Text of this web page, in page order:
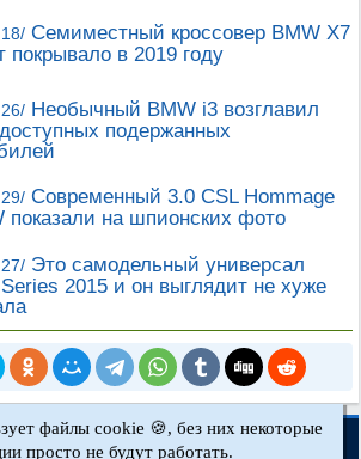
Cемиместный кроссовер BMW X7
покрывало в 2019 году
Необычный BMW i3 возглавил
подержанных
Современный 3.0 CSL Hommage
показали на шпионских фото
Это самодельный универсал
2015 и он выглядит не хуже
Полная версия·Новости и статьи ·Карта сайта
файлы cookie 🍪, без них некоторые
просто не будут работать.